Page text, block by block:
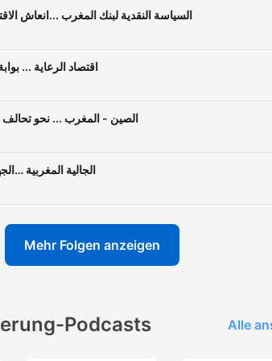
السياسة النقدية لبنك المغرب ...انعاش
اقتصاد الرعاية ...
الصين - المغرب ... نحو تحالف
الجالية المغربية …الجهة 13 لاقتصاد
Mehr Folgen anzeigen
Podcasts Alle